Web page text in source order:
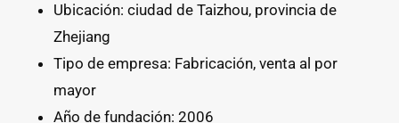
Ubicación: ciudad de Taizhou, provincia de
Zhejiang
Tipo de empresa: Fabricación, venta al por
mayor
Año de fundación: 2006